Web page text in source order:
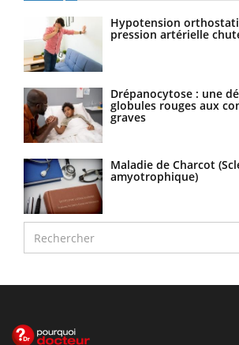
Hypotension
pression artérielle
Drépanocytose : une
globules rouges aux
graves
Maladie de Charcot
amyotrophique)